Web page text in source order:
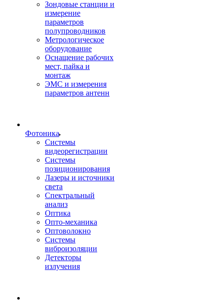
Зондовые станции и
измерение
параметров
полупроводников
Метрологическое
оборудование
Оснащение рабочих
мест, пайка и
монтаж
ЭМС и измерения
параметров антенн
Фотоника
Cистемы
видеорегистрации
Системы
позиционирования
Лазеры и источники
света
Спектральный
анализ
Оптика
Опто-механика
Оптоволокно
Системы
виброизоляции
Детекторы
излучения